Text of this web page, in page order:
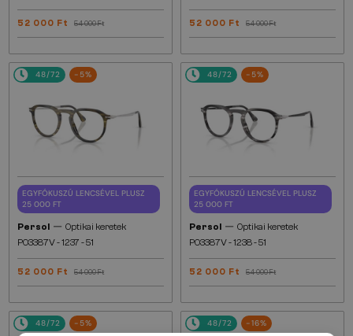
52 000 Ft 54 000 Ft 52 000 Ft 54 000 Ft
48/72 -5%
EGYFÓKUSZÚ LENCSÉVEL PLUSZ
25 000 FT
Persol — Optikai keretek
PO3387V - 1237 - 51
52 000 Ft 54 000 Ft
48/72 -5%
EGYFÓKUSZÚ LENCSÉVEL PLUSZ
25 000 FT
Persol — Optikai keretek
PO3387V - 1238 - 51
52 000 Ft 54 000 Ft
48/72 -5% 48/72 -16%